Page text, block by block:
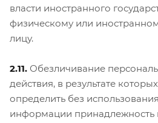
власти иностранного
физическому или
лицу.
2.11. Обезличивание
действия, в результате
определить без
информации принадлежность